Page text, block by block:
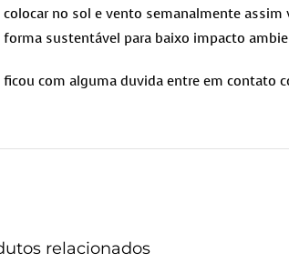
colocar no sol e vento semanalmente
forma sustentável para baixo impacto
ficou com alguma duvida entre em contato
relacionados